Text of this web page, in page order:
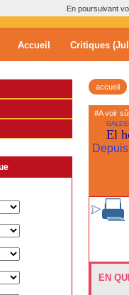
En poursuivant
Accueil Critiques
accueil
#A voir
El
EN